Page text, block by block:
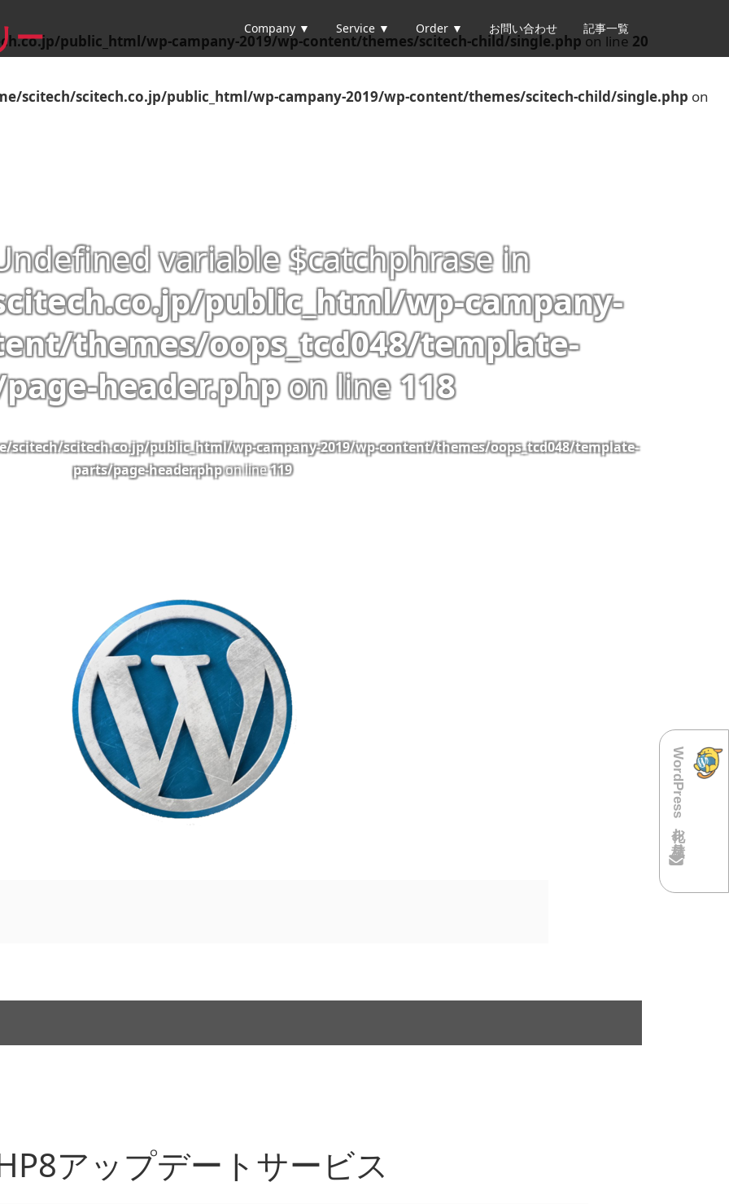
ー Company ▼ Service ▼ Order ▼ お問い合わせ 記事一覧
public_html/wp-campany-2019/wp-content/themes/scitech-child/single.php on line 20
scitech/scitech.co.jp/public_html/wp-campany-2019/wp-content/themes/scitech-child/single.php on
variable $catchphrase in
public_html/wp-campany-
themes/oops_tcd048/template-
header.phpon line118
scitech/scitech.co.jp/public_html/wp-campany-2019/wp-content/themes/oops_tcd048/template-
parts/page-header.phpon line119
アップデートサービス
WordPress化お見積り